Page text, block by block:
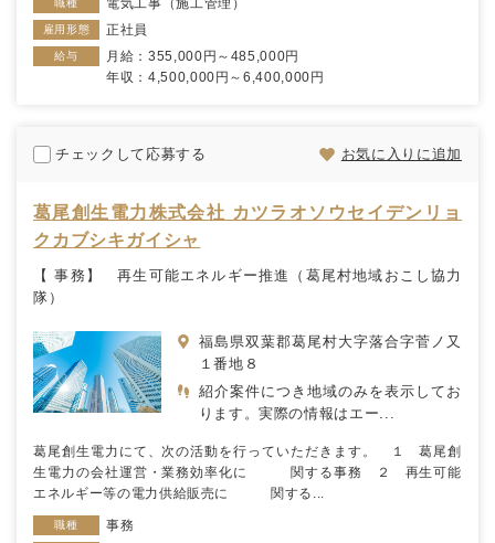
職種 電気工事（施工管理）
雇用形態 正社員
給与
月給：355,000円～485,000円
年収：4,500,000円～6,400,000円
チェックして応募する お気に入りに追加
葛尾創生電力株式会社 カツラオソウセイデンリョ
クカブシキガイシャ
【 事務】 再生可能エネルギー推進（葛尾村地域おこし協力
隊）
福島県双葉郡葛尾村大字落合字菅ノ又
１番地８
紹介案件につき地域のみを表示してお
ります。実際の情報はエー...
葛尾創生電力にて、次の活動を行っていただきます。 １ 葛尾創
生電力の会社運営・業務効率化に 関する事務 ２ 再生可能
エネルギー等の電力供給販売に 関する...
職種 事務